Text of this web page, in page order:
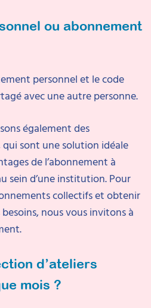
ou abonnement
personnel et le code
avec une autre personne.
également des
sont une solution idéale
de l’abonnement à
sein d’une institution. Pour
collectifs et obtenir
nous vous invitons à
d’ateliers
mois ?